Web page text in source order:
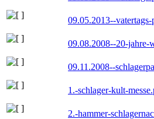
09.05.2013--
09.08.2008--20-jahre-
09.11.2008--
1.-schlager-kult-
2.-hammer-